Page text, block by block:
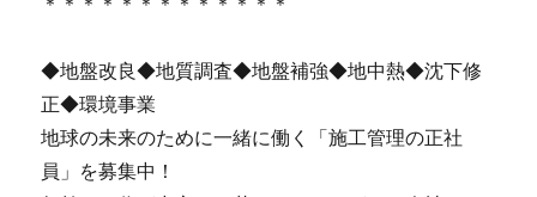
◆地盤改良◆地質調査◆地盤補強◆地中熱◆沈下修
正◆環境事業
地球の未来のために一緒に働く「施工管理の正社
員」を募集中！